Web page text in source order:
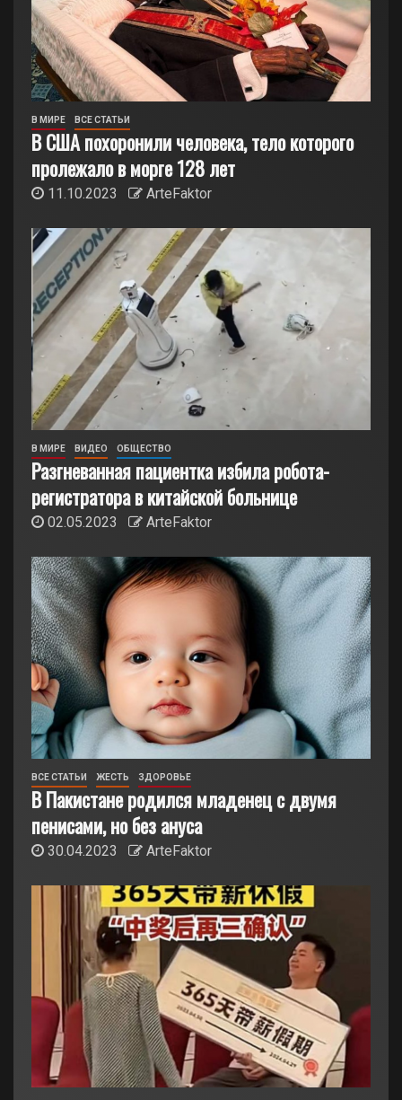
В МИРЕ ВСЕ СТАТЬИ
В США похоронили человека, тело которого
пролежало в морге 128 лет
11.10.2023 ArteFaktor
В МИРЕ ВИДЕО ОБЩЕСТВО
Разгневанная пациентка избила робота-
регистратора в китайской больнице
02.05.2023 ArteFaktor
ВСЕ СТАТЬИ ЖЕСТЬ ЗДОРОВЬЕ
В Пакистане родился младенец с двумя
пенисами, но без ануса
30.04.2023 ArteFaktor